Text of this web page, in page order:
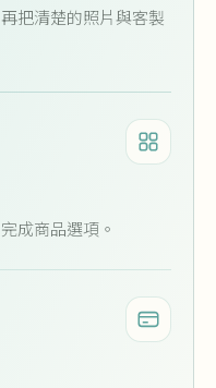
把清楚的照片與客製
成商品選項。